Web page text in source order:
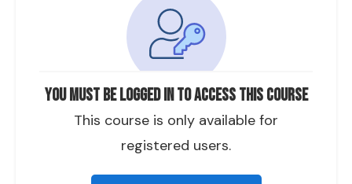
You must be logged in to access this course
This course is only available for
registered users.